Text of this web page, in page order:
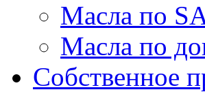
Масла по
Масла по
Собственное